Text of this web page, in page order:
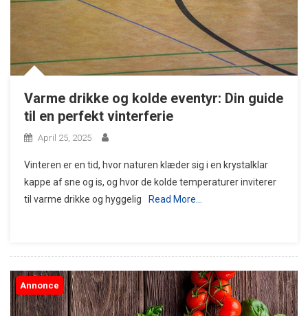
Varme drikke og kolde eventyr: Din guide
til en perfekt vinterferie
April 25, 2025
Vinteren er en tid, hvor naturen klæder sig i en krystalklar
kappe af sne og is, og hvor de kolde temperaturer inviterer
til varme drikke og hyggelig
Read More…
Annonce